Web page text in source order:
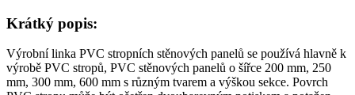
Krátký popis:
Výrobní linka PVC stropních stěnových panelů se používá hlavně k
výrobě PVC stropů, PVC stěnových panelů o šířce 200 mm, 250
mm, 300 mm, 600 mm s různým tvarem a výškou sekce. Povrch